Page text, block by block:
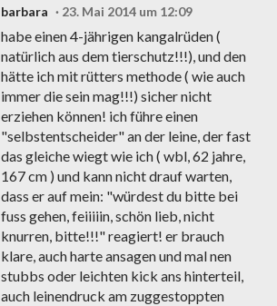
barbara 23. Mai 2014 um 12:09
habe einen 4-jährigen kangalrüden (
natürlich aus dem tierschutz!!!), und den
hätte ich mit rütters methode ( wie auch
immer die sein mag!!!) sicher nicht
erziehen können! ich führe einen
"selbstentscheider" an der leine, der fast
das gleiche wiegt wie ich ( wbl, 62 jahre,
167 cm ) und kann nicht drauf warten,
dass er auf mein: "würdest du bitte bei
fuss gehen, feiiiiin, schön lieb, nicht
knurren, bitte!!!" reagiert! er brauch
klare, auch harte ansagen und mal nen
stubbs oder leichten kick ans hinterteil,
auch leinendruck am zuggestoppten